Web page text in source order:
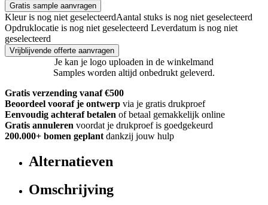
Gratis sample aanvragen
Kleur is nog niet geselecteerdAantal stuks is nog niet geselecteerd
Opdruklocatie is nog niet geselecteerd Leverdatum is nog niet
geselecteerd
Vrijblijvende offerte aanvragen
Je kan je logo uploaden in de winkelmand
Samples worden altijd onbedrukt geleverd.
Gratis verzending vanaf €500
Beoordeel vooraf je ontwerp via je gratis drukproef
Eenvoudig achteraf betalen of betaal gemakkelijk online
Gratis annuleren voordat je drukproef is goedgekeurd
200.000+ bomen geplant dankzij jouw hulp
Alternatieven
Omschrijving